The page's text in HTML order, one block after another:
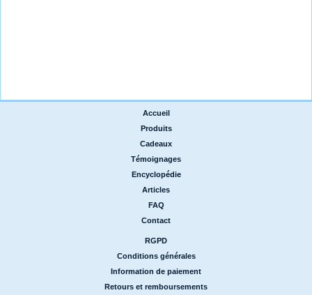
Accueil
Produits
Cadeaux
Témoignages
Encyclopédie
Articles
FAQ
Contact
RGPD
Conditions générales
Information de paiement
Retours et remboursements